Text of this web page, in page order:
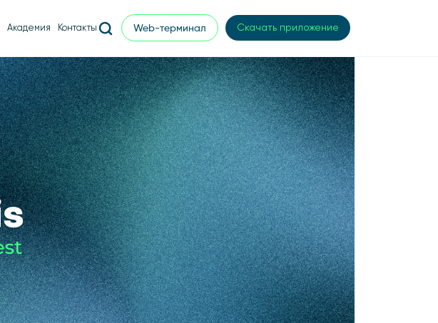
Академия Контакты Web-терминал Скачать приложение